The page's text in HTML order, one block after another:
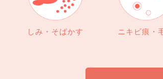
しみ・そばかす ニキビ痕・